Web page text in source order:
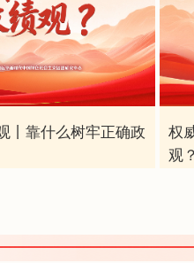
丨靠什么树牢正确政
权
观？